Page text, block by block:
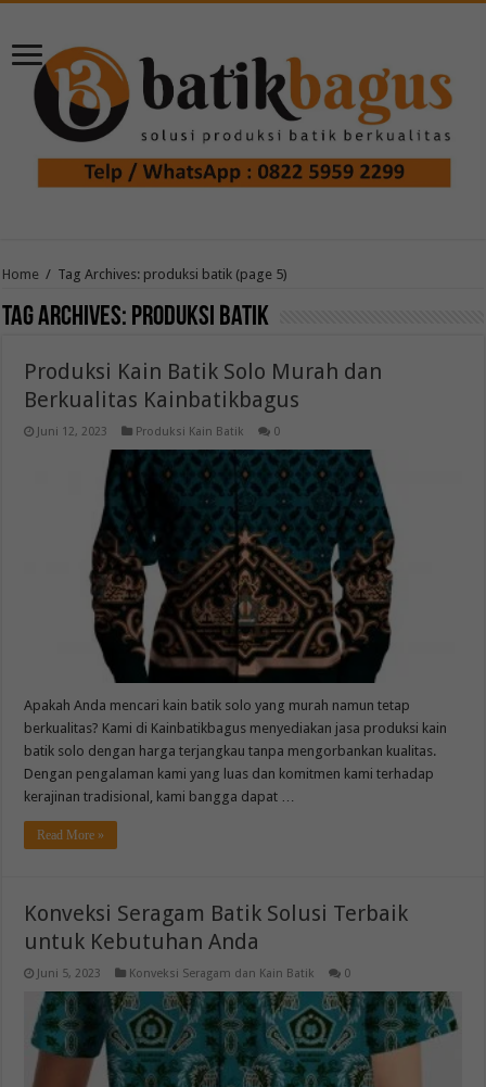
Home / Tag Archives: produksi batik (page 5)
Tag Archives: produksi batik
Produksi Kain Batik Solo Murah dan
Berkualitas Kainbatikbagus
Juni 12, 2023 Produksi Kain Batik 0
Apakah Anda mencari kain batik solo yang murah namun tetap
berkualitas? Kami di Kainbatikbagus menyediakan jasa produksi kain
batik solo dengan harga terjangkau tanpa mengorbankan kualitas.
Dengan pengalaman kami yang luas dan komitmen kami terhadap
kerajinan tradisional, kami bangga dapat …
Read More »
Konveksi Seragam Batik Solusi Terbaik
untuk Kebutuhan Anda
Juni 5, 2023 Konveksi Seragam dan Kain Batik 0